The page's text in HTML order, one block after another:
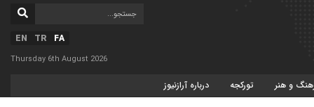
FA
TR
EN
Thursday 6th August 2026
و هنر تورکجه درباره آرازنیوز